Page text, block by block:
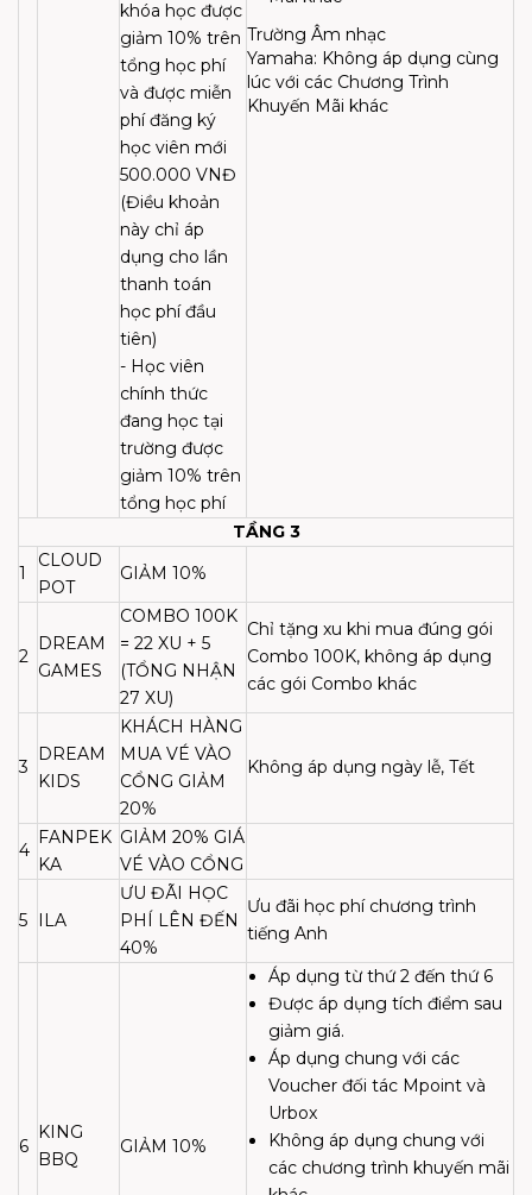
khóa học được
giảm 10% trên
tổng học phí
và được miễn
phí đăng ký
học viên mới
500.000 VNĐ
(Điều khoản
này chỉ áp
dụng cho lần
thanh toán
học phí đầu
tiên)
- Học viên
chính thức
đang học tại
trường được
giảm 10% trên
tổng học phí
Trường Âm nhạc
Yamaha: Không áp dụng cùng
lúc với các Chương Trình
Khuyến Mãi khác
TẦNG 3
1
CLOUD
POT
GIẢM 10%
2
DREAM
GAMES
COMBO 100K
= 22 XU + 5
(TỔNG NHẬN
27 XU)
Chỉ tặng xu khi mua đúng gói
Combo 100K, không áp dụng
các gói Combo khác
3
DREAM
KIDS
KHÁCH HÀNG
MUA VÉ VÀO
CỔNG GIẢM
20%
Không áp dụng ngày lễ, Tết
4
FANPEK
KA
GIẢM 20% GIÁ
VÉ VÀO CỔNG
5 ILA
ƯU ĐÃI HỌC
PHÍ LÊN ĐẾN
40%
Ưu đãi học phí chương trình
tiếng Anh
6
KING
BBQ
GIẢM 10%
Áp dụng từ thứ 2 đến thứ 6
Được áp dụng tích điểm sau
giảm giá.
Áp dụng chung với các
Voucher đối tác Mpoint và
Urbox
Không áp dụng chung với
các chương trình khuyến mãi